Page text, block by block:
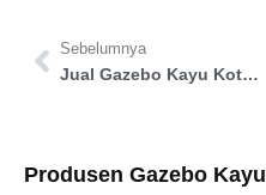
Sebelumnya
Jual Gazebo Kayu Kota Tidore Kepulauan
Produsen Gazebo Kayu